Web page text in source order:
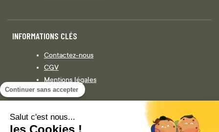
Continuer sans accepter
Salut c'est nous...
les Cookies !
INFORMATIONS CLÉS
Contactez-nous
CGV
Mentions légales
Législation